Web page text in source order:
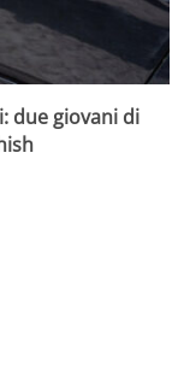
due giovani di